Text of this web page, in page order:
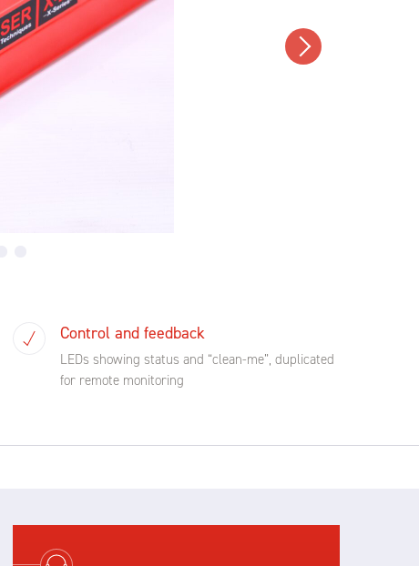
Control and feedback
LEDs showing status and “clean-me”, duplicated
for remote monitoring